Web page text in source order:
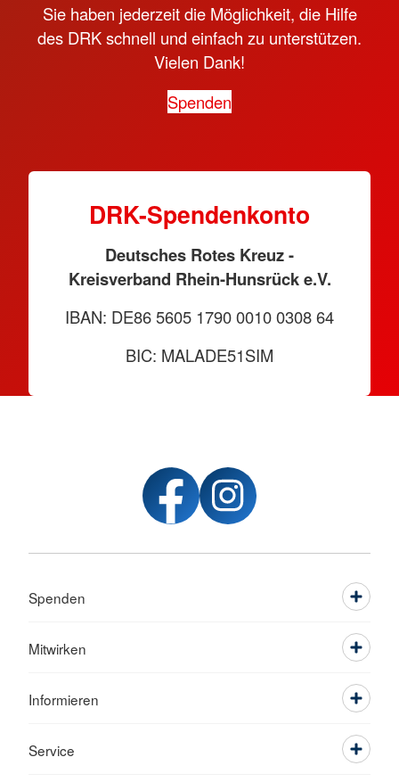
Sie haben jederzeit die Möglichkeit, die Hilfe
des DRK schnell und einfach zu unterstützen.
Vielen Dank!
Spenden
DRK-Spendenkonto
Deutsches Rotes Kreuz -
Kreisverband Rhein-Hunsrück e.V.
IBAN: DE86 5605 1790 0010 0308 64
BIC: MALADE51SIM
Spenden
Mitwirken
Informieren
Service